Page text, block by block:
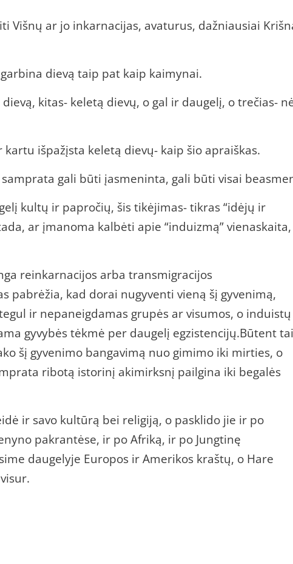
Višnų ar jo inkarnacijas, avaturus, dažniausiai
dievą taip pat kaip kaimynai.
kitas- keletą dievų, o gal ir daugelį, o trečias-
išpažįsta keletą dievų- kaip šio apraiškas.
gali būti įasmeninta, gali būti visai
kultų ir papročių, šis tikėjimas- tikras “idėjų ir
ar įmanoma kalbėti apie “induizmą”
reinkarnacijos arba transmigracijos
pabrėžia, kad dorai nugyventi vieną šį gyvenimą,
ir nepaneigdamas grupės ar visumos, o induistų
gyvybės tėkmė per daugelį egzistencijų.Būtent
šį gyvenimo bangavimą nuo gimimo iki mirties, o
ribotą istorinį akimirksnį pailgina iki begalės
ir savo kultūrą bei religiją, o pasklido jie ir po
pakrantėse, ir po Afriką, ir po Jungtinę
daugelyje Europos ir Amerikos kraštų, o Hare